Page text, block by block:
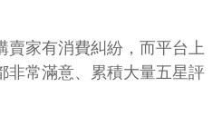
賣家有消費糾紛，而平台上
非常滿意、累積大量五星評